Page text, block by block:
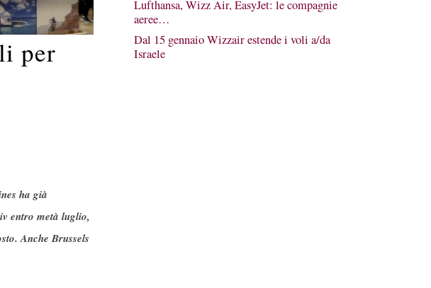
per
ha già
entro metà luglio,
Anche Brussels
Lufthansa, Wizz Air, EasyJet: le compagnie
aeree…
Dal 15 gennaio Wizzair estende i voli a/da
Israele